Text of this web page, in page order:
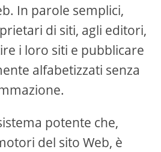
In parole semplici,
di siti, agli editori,
i loro siti e pubblicare
alfabetizzati senza
potente che,
del sito Web, è